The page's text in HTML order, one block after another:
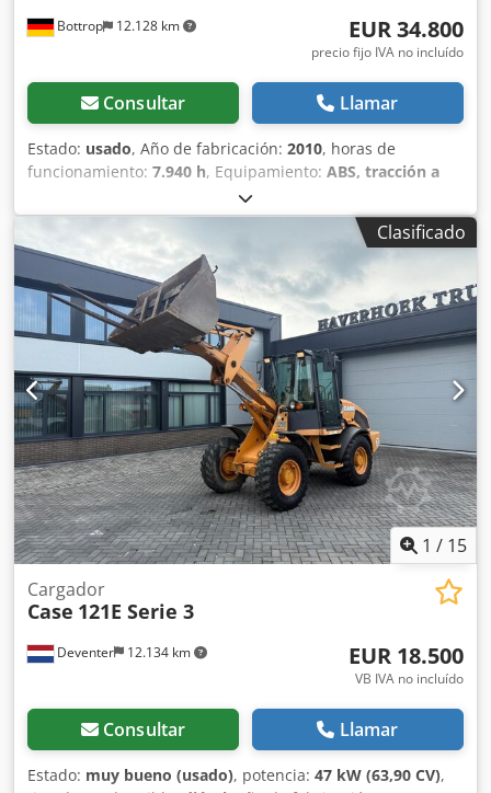
Bottrop 12.128 km EUR 34.800
precio fijo IVA no incluído
Consultar Llamar
Estado: usado, Año de fabricación: 2010, horas de
funcionamiento: 7.940 h, Equipamiento: ABS, tracción a
, MINIESTACIÓN DE EXCAVACIÓN CASE
Tipo: WX165 (Excavadora hidráulica) Número de
homologación: N211 Chedpjzripcofx Agpja Fabricante del
motor: Case Potencia del motor: 105 kW Horas de
funcionamiento: 7940 h Peso máximo permitido: 18 000 kg
Longitud para el transporte: 8,19 m Ancho para el
transporte: 1,91 m Altura para el transporte: 2,89 m Color:
Amarillo - Control mediante joystick - Pala niveladora -
Cámara Con gusto le brindamos apoyo también en el
ámbito de la financiación/arrendamiento a través de
nuestros socios. Todos los datos son orientativos. Salvo
error y omisión.
Clasificado
1 / 15
Deventer 12.134 km
Cargador
Case 121E Serie 3
EUR 18.500
VB IVA no incluído
Consultar Llamar
Estado: muy bueno (usado), potencia: 47 kW (63,90 CV),